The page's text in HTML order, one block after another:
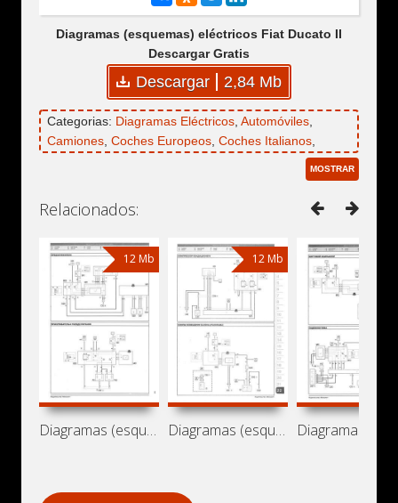
Diagramas (esquemas) eléctricos Fiat Ducato II
Descargar Gratis
Descargar 2,84 Mb
Categorias: Diagramas Eléctricos, Automóviles,
Camiones, Coches Europeos, Coches Italianos,
Fiat Ducato
MOSTRAR
Relacionados:
12 Mb
Diagramas (esquemas) eléctricos Fiat
12 Mb
Diagramas (esquemas) eléctricos Fiat